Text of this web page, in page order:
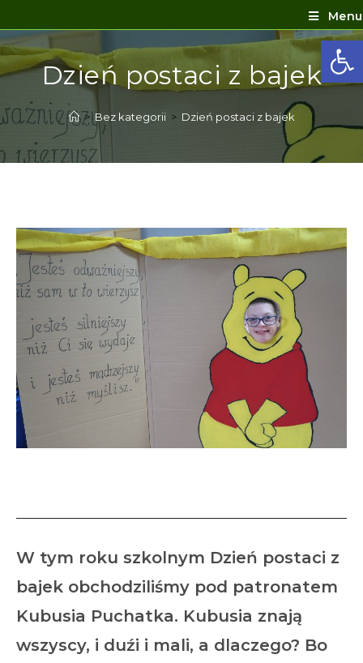
Menu
Dzień postaci z bajek
> Bez kategorii > Dzień postaci z bajek
W tym roku szkolnym Dzień postaci z
bajek obchodziliśmy pod patronatem
Kubusia Puchatka. Kubusia znają
wszyscy, i duźi i mali, a dlaczego? Bo